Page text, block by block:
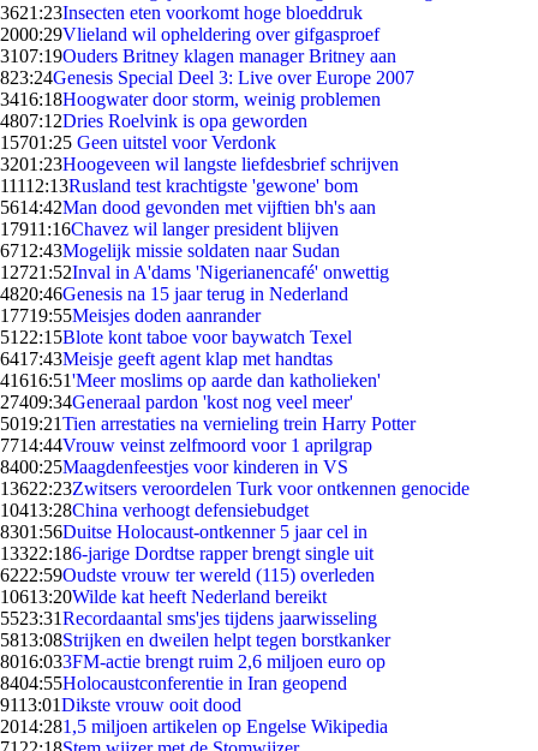
3621:23Insecten eten voorkomt hoge bloeddruk
2000:29Vlieland wil opheldering over gifgasproef
3107:19Ouders Britney klagen manager Britney aan
823:24Genesis Special Deel 3: Live over Europe 2007
3416:18Hoogwater door storm, weinig problemen
4807:12Dries Roelvink is opa geworden
15701:25 Geen uitstel voor Verdonk
3201:23Hoogeveen wil langste liefdesbrief schrijven
11112:13Rusland test krachtigste 'gewone' bom
5614:42Man dood gevonden met vijftien bh's aan
17911:16Chavez wil langer president blijven
6712:43Mogelijk missie soldaten naar Sudan
12721:52Inval in A'dams 'Nigerianencafé' onwettig
4820:46Genesis na 15 jaar terug in Nederland
17719:55Meisjes doden aanrander
51 22:15Blote kont taboe voor baywatch Texel
6417:43Meisje geeft agent klap met handtas
41616:51'Meer moslims op aarde dan katholieken'
27409:34Generaal pardon 'kost nog veel meer'
5019:21Tien arrestaties na vernieling trein Harry Potter
7714:44Vrouw veinst zelfmoord voor 1 aprilgrap
8400:25Maagdenfeestjes voor kinderen in VS
13622:23Zwitsers veroordelen Turk voor ontkennen genocide
10413:28China verhoogt defensiebudget
8301:56Duitse Holocaust-ontkenner 5 jaar cel in
13322:186-jarige Dordtse rapper brengt single uit
6222:59Oudste vrouw ter wereld (115) overleden
10613:20Wilde kat heeft Nederland bereikt
5523:31Recordaantal sms'jes tijdens jaarwisseling
5813:08Strijken en dweilen helpt tegen borstkanker
8016:033FM-actie brengt ruim 2,6 miljoen euro op
8404:55Holocaustconferentie in Iran geopend
9113:01Dikste vrouw ooit dood
2014:281,5 miljoen artikelen op Engelse Wikipedia